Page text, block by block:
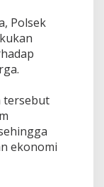
Polsek
tersebut
ekonomi